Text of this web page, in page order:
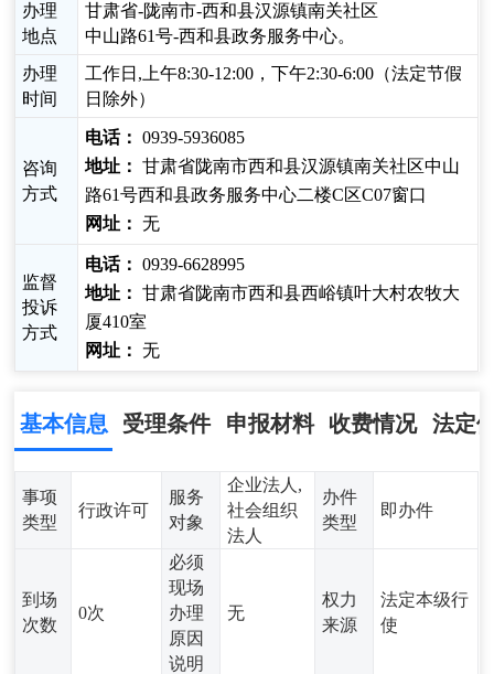
办理
地点
甘肃省-陇南市-西和县汉源镇南关社区
中山路61号-西和县政务服务中心。
办理
时间
工作日,上午8:30-12:00，下午2:30-6:00（法定节假
日除外）
咨询
方式
电话： 0939-5936085
地址： 甘肃省陇南市西和县汉源镇南关社区中山
路61号西和县政务服务中心二楼C区C07窗口
网址： 无
监督
投诉
方式
电话： 0939-6628995
地址： 甘肃省陇南市西和县西峪镇叶大村农牧大
厦410室
网址： 无
基本信息 受理条件 申报材料 收费情况 法定
事项
类型
行政许可
服务
对象
企业法人,
社会组织
法人
办件
类型
即办件
到场
次数
0次
必须
现场
办理
原因
说明
无
权力
来源
法定本级行
使